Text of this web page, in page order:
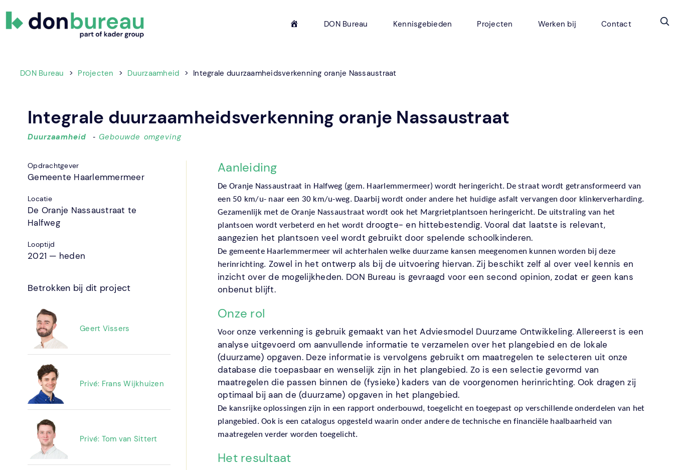
DON
Gewoon
DON Bureau Kennisgebieden Projecten Werken bij Contact
DON Bureau > Projecten > Duurzaamheid > Integrale duurzaamheidsverkenning oranje Nassaustraat
Integrale duurzaamheidsverkenning oranje Nassaustraat
Duurzaamheid ‐ Gebouwde omgeving
Opdrachtgever
Gemeente Haarlemmermeer
Locatie
De Oranje Nassaustraat te
Halfweg
Looptijd
2021 — heden
Betrokken bij dit project
Geert Vissers
Privé: Frans Wijkhuizen
Privé: Tom van Sittert
Aanleiding
De Oranje Nassaustraat in Halfweg (gem. Haarlemmermeer) wordt heringericht. De straat wordt getransformeerd van
een 50 km/u- naar een 30 km/u-weg. Daarbij wordt onder andere het huidige asfalt vervangen door klinkerverharding.
Gezamenlijk met de Oranje Nassaustraat wordt ook het Margrietplantsoen heringericht. De uitstraling van het
plantsoen wordt verbeterd en het wordtdroogte- en hittebestendig. Vooral dat laatste is relevant,
aangezien het plantsoen veel wordt gebruikt door spelende schoolkinderen.
De gemeente Haarlemmermeer wil achterhalen welke duurzame kansen meegenomen kunnen worden bij deze
herinrichting. Zowel in het ontwerp als bij de uitvoering hiervan. Zij beschikt zelf al over veel kennis en
inzicht over de mogelijkheden. DON Bureau is gevraagd voor een second opinion, zodat er geen kans
onbenut blijft.
Onze rol
Vooronze verkenning is gebruik gemaakt van het Adviesmodel Duurzame Ontwikkeling. Allereerst is een
analyse uitgevoerd om aanvullende informatie te verzamelen over het plangebied en de lokale
(duurzame) opgaven. Deze informatie is vervolgens gebruikt om maatregelen te selecteren uit onze
database die toepasbaar en wenselijk zijn in het plangebied. Zo is een selectie gevormd van
maatregelen die passen binnen de (fysieke) kaders van de voorgenomen herinrichting. Ook dragen zij
optimaal bij aan de (duurzame) opgaven in het plangebied.
De kansrijke oplossingen zijn in een rapport onderbouwd, toegelicht en toegepast op verschillende onderdelen van het
plangebied. Ook is een catalogus opgesteld waarin onder andere de technische en financiële haalbaarheid van
maatregelen verder worden toegelicht.
Het resultaat